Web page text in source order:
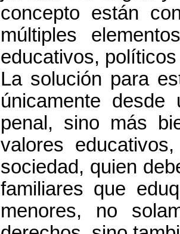
concepto están
múltiples
educativos,
La solución para
únicamente
penal, sino más
valores
sociedad, quien
familiares que
menores, no